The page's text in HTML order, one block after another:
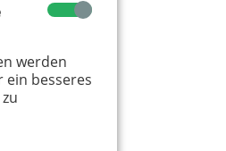
werden
besseres